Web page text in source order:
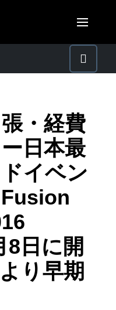
(English)
(Deutsch)
(English)
(English)
(English)
語)
(English)
・経費
日本最
イベン
日に開
り早期